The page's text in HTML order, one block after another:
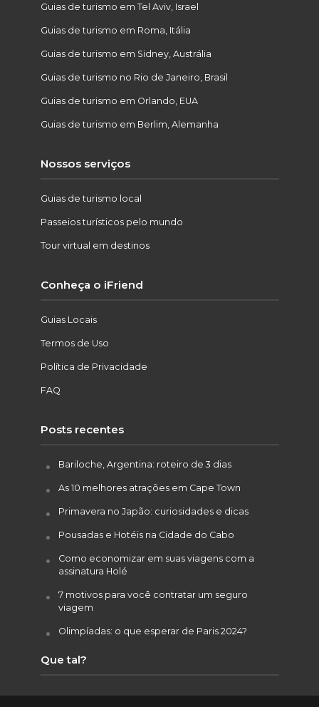
Guias de turismo em Tel Aviv, Israel
Guias de turismo em Roma, Itália
Guias de turismo em Sidney, Austrália
Guias de turismo no Rio de Janeiro, Brasil
Guias de turismo em Orlando, EUA
Guias de turismo em Berlim, Alemanha
Nossos serviços
Guias de turismo local
Passeios turísticos pelo mundo
Tour virtual em destinos
Conheça o iFriend
Guias Locais
Termos de Uso
Política de Privacidade
FAQ
Posts recentes
Bariloche, Argentina: roteiro de 3 dias
As 10 melhores atrações em Cape Town
Primavera no Japão: curiosidades e dicas
Pousadas e Hotéis na Cidade do Cabo
Como economizar em suas viagens com a
assinatura Holé
7 motivos para você contratar um seguro
viagem
Olimpíadas: o que esperar de Paris 2024?
Que tal?